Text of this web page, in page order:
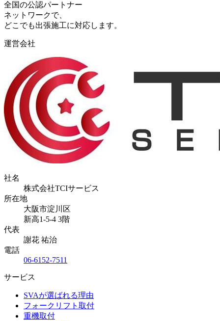
全国の公認パートナー
ネットワークで、
どこでも出張施工に対応します。
運営会社
社名
株式会社TCIサービス
所在地
大阪市淀川区
新高1-5-4 3階
代表
謝花 祐治
電話
06-6152-7511
サービス
SVAが選ばれる理由
フォークリフト取付
重機取付